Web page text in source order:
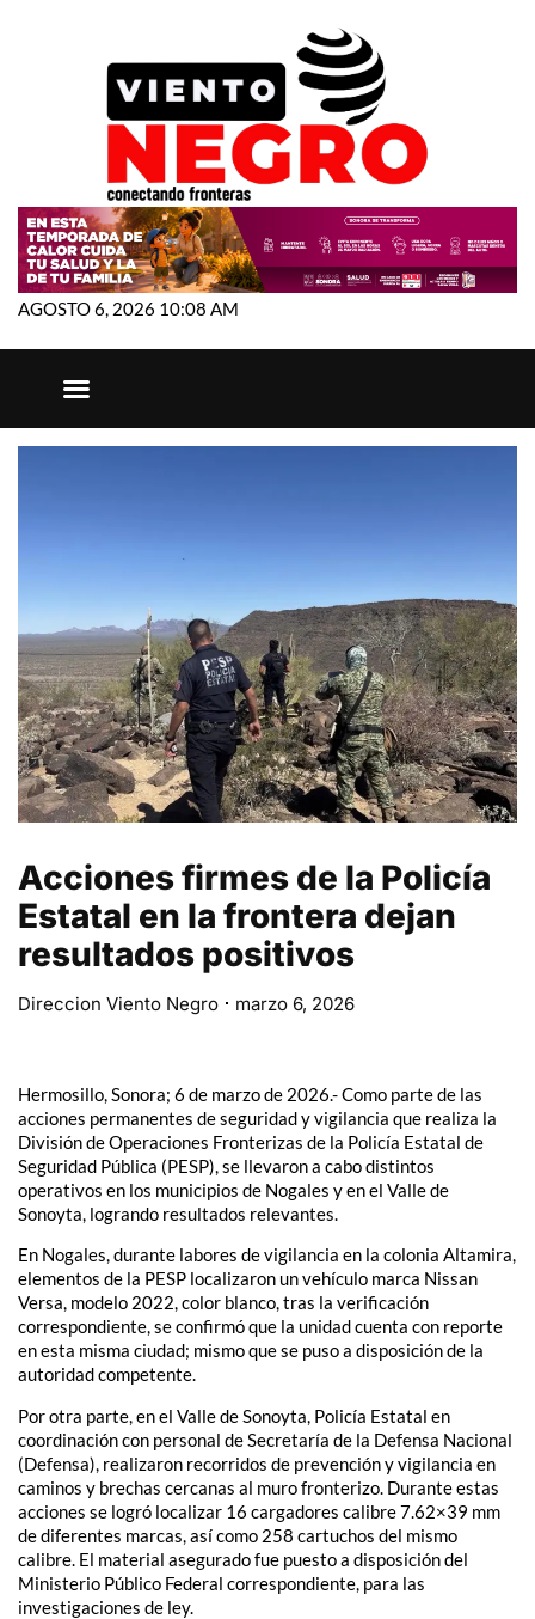
AGOSTO 6, 2026 10:08 AM
Acciones firmes de la Policía
Estatal en la frontera dejan
resultados positivos
Direccion Viento Negro marzo 6, 2026
Hermosillo, Sonora; 6 de marzo de 2026.- Como parte de las
acciones permanentes de seguridad y vigilancia que realiza la
División de Operaciones Fronterizas de la Policía Estatal de
Seguridad Pública (PESP), se llevaron a cabo distintos
operativos en los municipios de Nogales y en el Valle de
Sonoyta, logrando resultados relevantes.
En Nogales, durante labores de vigilancia en la colonia Altamira,
elementos de la PESP localizaron un vehículo marca Nissan
Versa, modelo 2022, color blanco, tras la verificación
correspondiente, se confirmó que la unidad cuenta con reporte
en esta misma ciudad; mismo que se puso a disposición de la
autoridad competente.
Por otra parte, en el Valle de Sonoyta, Policía Estatal en
coordinación con personal de Secretaría de la Defensa Nacional
(Defensa), realizaron recorridos de prevención y vigilancia en
caminos y brechas cercanas al muro fronterizo. Durante estas
acciones se logró localizar 16 cargadores calibre 7.62×39 mm
de diferentes marcas, así como 258 cartuchos del mismo
calibre. El material asegurado fue puesto a disposición del
Ministerio Público Federal correspondiente, para las
investigaciones de ley.